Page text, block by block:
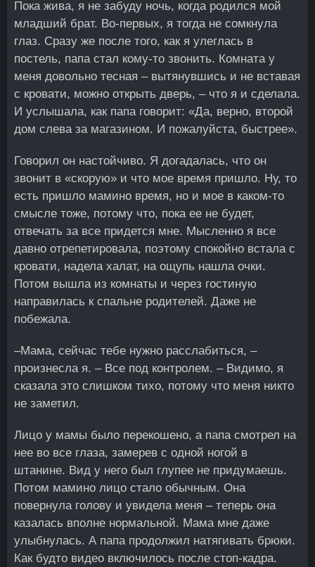
Пока жива, я не забуду ночь, когда родился мой
младший брат. Во-первых, я тогда не сомкнула
глаз. Сразу же после того, как я улеглась в
постель, папа стал кому-то звонить. Комната у
меня довольно тесная – вытянувшись и не вставая
с кровати, можно открыть дверь, – что я и сделала.
И услышала, как папа говорит: «Да, верно, второй
дом слева за магазином. И пожалуйста, быстрее».
Говорил он настойчиво. Я догадалась, что он
звонит в «скорую» и что мое время пришло. Ну, то
есть пришло мамино время, но и мое в каком-то
смысле тоже, потому что, пока ее не будет,
отвечать за все придется мне. Мысленно я все
давно отрепетировала, поэтому спокойно встала с
кровати, надела халат, на ощупь нашла очки.
Потом вышла из комнаты и через гостиную
направилась к спальне родителей. Даже не
побежала.
–Мама, сейчас тебе нужно расслабиться, –
произнесла я. – Все под контролем. – Видимо, я
сказала это слишком тихо, потому что меня никто
не заметил.
Лицо у мамы было перекошено, а папа смотрел на
нее во все глаза, замерев с одной ногой в
штанине. Вид у него был глупее не придумаешь.
Потом мамино лицо стало обычным. Она
повернула голову и увидела меня – теперь она
казалась вполне нормальной. Мама мне даже
улыбнулась. А папа продолжил натягивать брюки.
Как будто видео включилось после стоп-кадра.